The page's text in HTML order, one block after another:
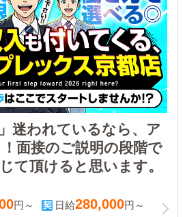
迷われているなら、ア
面接のご説明の段階で
て頂けると思います。
円～ 日給280,000円～